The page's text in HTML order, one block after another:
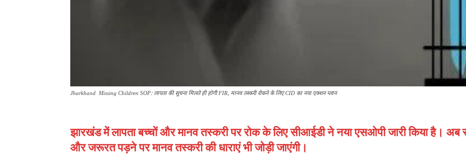
Jharkhand Missing Children SOP: लापता की सूचना मिलते ही होगी FIR, मानव तस्करी रोकने के लिए CID का नया एक्शन प्लान
झारखंड में लापता बच्चों और मानव तस्करी पर रोक के लिए सीआईडी ने नया एसओपी जारी किया है। अब
और जरूरत पड़ने पर मानव तस्करी की धाराएं भी जोड़ी जाएंगी।